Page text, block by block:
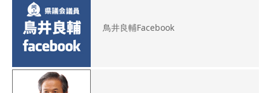
鳥井良輔Facebook